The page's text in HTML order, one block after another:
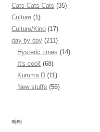
Cats Cats Cats (35)
Culture (1)
Culture/Kino (17)
day by day (211)
Hysteric times (14)
It's cool! (68)
Kuruma D (11)
New stuffs (56)
메타